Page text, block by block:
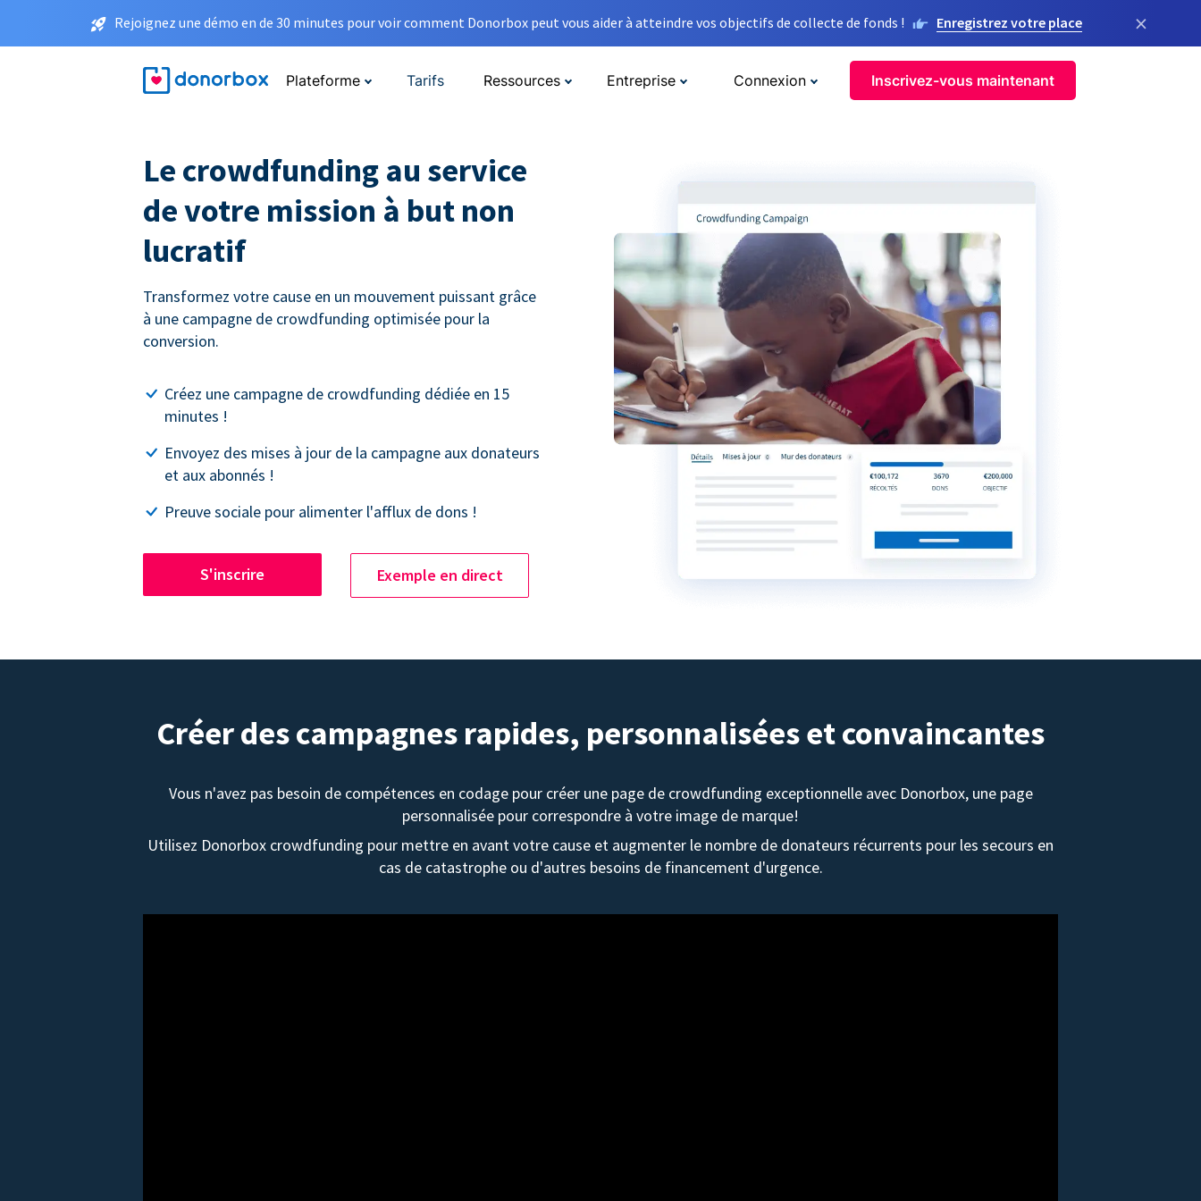
Rejoignez une démo en de 30 minutes pour voir comment Donorbox peut vous aider à atteindre vos objectifs de collecte de fonds ! Enregistrez votre place ×
Plateforme Tarifs Ressources Entreprise Connexion Inscrivez-vous maintenant
Le crowdfunding au service
de votre mission à but non
lucratif
Transformez votre cause en un mouvement puissant grâce
à une campagne de crowdfunding optimisée pour la
conversion.
Créez une campagne de crowdfunding dédiée en 15
minutes !
Envoyez des mises à jour de la campagne aux donateurs
et aux abonnés !
Preuve sociale pour alimenter l'afflux de dons !
S'inscrire Exemple en direct
Créer des campagnes rapides, personnalisées et convaincantes
Vous n'avez pas besoin de compétences en codage pour créer une page de crowdfunding exceptionnelle avec Donorbox, une page
personnalisée pour correspondre à votre image de marque!
Utilisez Donorbox crowdfunding pour mettre en avant votre cause et augmenter le nombre de donateurs récurrents pour les secours en
cas de catastrophe ou d'autres besoins de financement d'urgence.